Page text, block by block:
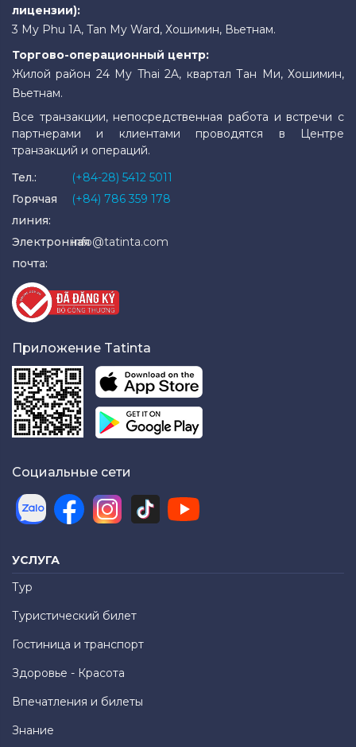
лицензии):
3 My Phu 1A, Tan My Ward, Хошимин, Вьетнам.
Торгово-операционный центр:
Жилой район 24 My Thai 2A, квартал Тан Ми, Хошимин,
Вьетнам.
Все транзакции, непосредственная работа и встречи с
партнерами и клиентами проводятся в Центре
транзакций и операций.
Тел.:
(+84-28) 5412 5011
Горячая
линия:
(+84) 786 359 178
Электронная
почта:
info@tatinta.com
Приложение Tatinta
Социальные сети
УСЛУГА
Тур
Туристический билет
Гостиница и транспорт
Здоровье - Красота
Впечатления и билеты
Знание